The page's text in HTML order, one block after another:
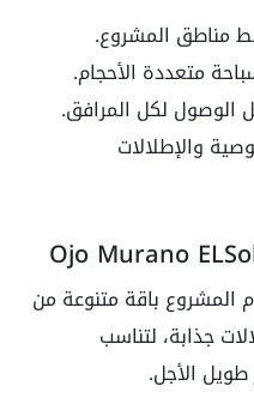
مناطق المشروع.
متعددة الأحجام.
الوصول لكل المرافق.
والإطلالات
المشروع باقة متنوعة من
جذابة، لتناسب
الأجل.